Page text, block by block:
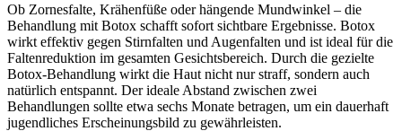
Ob Zornesfalte, Krähenfüße oder hängende Mundwinkel – die
Behandlung mit Botox schafft sofort sichtbare Ergebnisse. Botox
wirkt effektiv gegen Stirnfalten und Augenfalten und ist ideal für die
Faltenreduktion im gesamten Gesichtsbereich. Durch die gezielte
Botox-Behandlung wirkt die Haut nicht nur straff, sondern auch
natürlich entspannt. Der ideale Abstand zwischen zwei
Behandlungen sollte etwa sechs Monate betragen, um ein dauerhaft
jugendliches Erscheinungsbild zu gewährleisten.